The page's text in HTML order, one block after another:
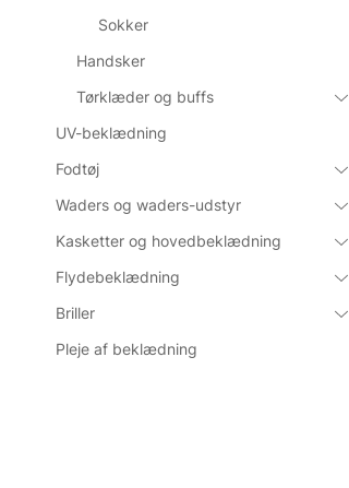
Sokker
Handsker
Tørklæder og buffs
UV-beklædning
Fodtøj
Waders og waders-udstyr
Kasketter og hovedbeklædning
Flydebeklædning
Briller
Pleje af beklædning